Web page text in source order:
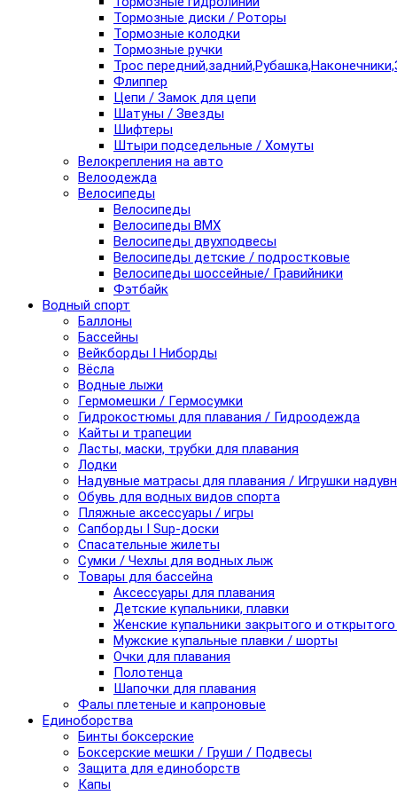
Тормозные диски / Роторы
Тормозные колодки
Тормозные ручки
Трос
Флиппер
Цепи / Замок для цепи
Шатуны / Звезды
Шифтеры
Штыри подседельные / Хомуты
Велокрепления на авто
Велоодежда
Велосипеды
Велосипеды
Велосипеды BMX
Велосипеды двухподвесы
Велосипеды детские / подростковые
Велосипеды шоссейные/ Гравийники
Фэтбайк
Водный спорт
Баллоны
Бассейны
Вейкборды I Ниборды
Вёсла
Водные лыжи
Гермомешки / Гермосумки
Гидрокостюмы для плавания / Гидроодежда
Кайты и трапеции
Ласты, маски, трубки для плавания
Лодки
Надувные матрасы для плавания / Игрушки
Обувь для водных видов спорта
Пляжные аксессуары / игры
Сапборды I Sup-доски
Спасательные жилеты
Сумки / Чехлы для водных лыж
Товары для бассейна
Аксессуары для плавания
Детские купальники, плавки
Женские купальники закрытого и
Мужские купальные плавки / шорты
Очки для плавания
Полотенца
Шапочки для плавания
Фалы плетеные и капроновые
Единоборства
Бинты боксерские
Боксерские мешки / Груши / Подвесы
Защита для единоборств
Капы